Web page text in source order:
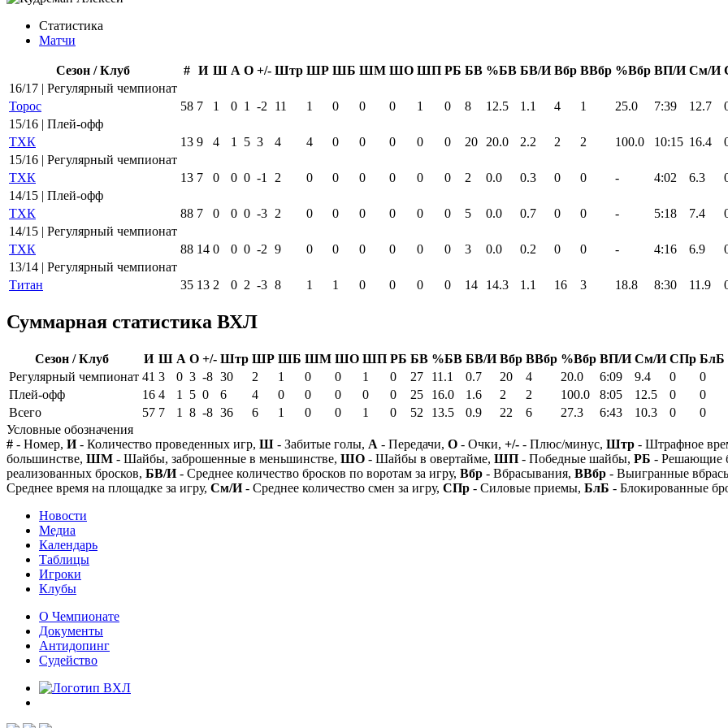
Статистика
Матчи
Сезон / Клуб # И Ш А О +/- Штр ШР ШБ ШМ ШО ШП РБ БВ %БВ БВ/И Вбр ВВбр %Вбр ВП/И См/И
16/17 | Регулярный чемпионат
Торос
58 7 1 0 1 -2 11 1 0 0 0 1 0 8 12.5 1.1 4 1 25.0 7:39 12.7
15/16 | Плей-офф
ТХК
13 9 4 1 5 3 4 4 0 0 0 0 0 20 20.0 2.2 2 2 100.0 10:15 16.4
15/16 | Регулярный чемпионат
ТХК
13 7 0 0 0 -1 2 0 0 0 0 0 0 2 0.0 0.3 0 0 - 4:02 6.3
14/15 | Плей-офф
ТХК
88 7 0 0 0 -3 2 0 0 0 0 0 0 5 0.0 0.7 0 0 - 5:18 7.4
14/15 | Регулярный чемпионат
ТХК
88 14 0 0 0 -2 9 0 0 0 0 0 0 3 0.0 0.2 0 0 - 4:16 6.9
13/14 | Регулярный чемпионат
Титан
35 13 2 0 2 -3 8 1 1 0 0 0 0 14 14.3 1.1 16 3 18.8 8:30 11.9
Суммарная статистика ВХЛ
Сезон / Клуб И Ш А О +/- Штр ШР ШБ ШМ ШО ШП РБ БВ %БВ БВ/И Вбр ВВбр %Вбр ВП/И См/И СПр БлБ
Регулярный чемпионат 41 3 0 3 -8 30 2 1 0 0 1 0 27 11.1 0.7 20 4 20.0 6:09 9.4 0
0
Плей-офф
16 4 1 5 0 6 4 0 0 0 0 0 25 16.0 1.6 2 2 100.0 8:05 12.5 0
0
Всего
57 7 1 8 -8 36 6 1 0 0 1 0 52 13.5 0.9 22 6 27.3 6:43 10.3 0
0
Условные обозначения
# - Номер, И- Количество проведенных игр, Ш - Забитые голы, А - Передачи, О - Очки, +/- - Плюс/минус, Штр - Штрафное
большинстве, ШМ - Шайбы, заброшенные в меньшинстве, ШО - Шайбы в овертайме, ШП - Победные шайбы, РБ - Решающие
реализованных бросков, БВ/И- Среднее количество бросков по воротам за игру, Вбр - Вбрасывания, ВВбр - Выигранные
Среднее время на площадке за игру, См/И- Среднее количество смен за игру, СПр - Силовые приемы, БлБ - Блокированные
Новости
Медиа
Календарь
Таблицы
Игроки
Клубы
О Чемпионате
Документы
Антидопинг
Судейство